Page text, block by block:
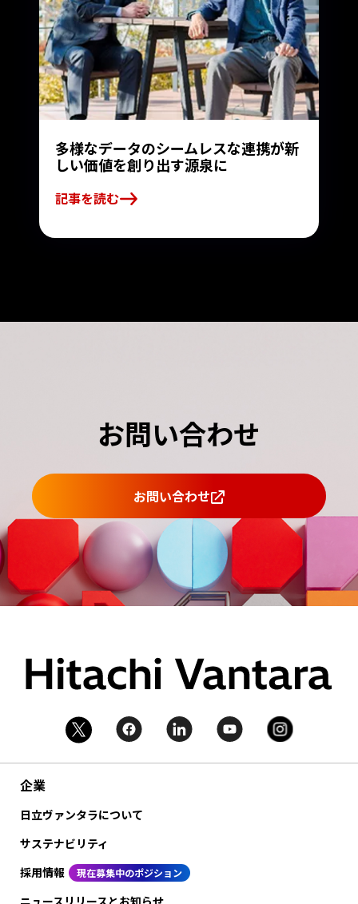
多様なデータのシームレスな連携が新
しい価値を創り出す源泉に
記事を読む
お問い合わせ
お問い合わせ
企業
日立ヴァンタラについて
サステナビリティ
採用情報
現在募集中のポジション
ニュースリリースとお知らせ